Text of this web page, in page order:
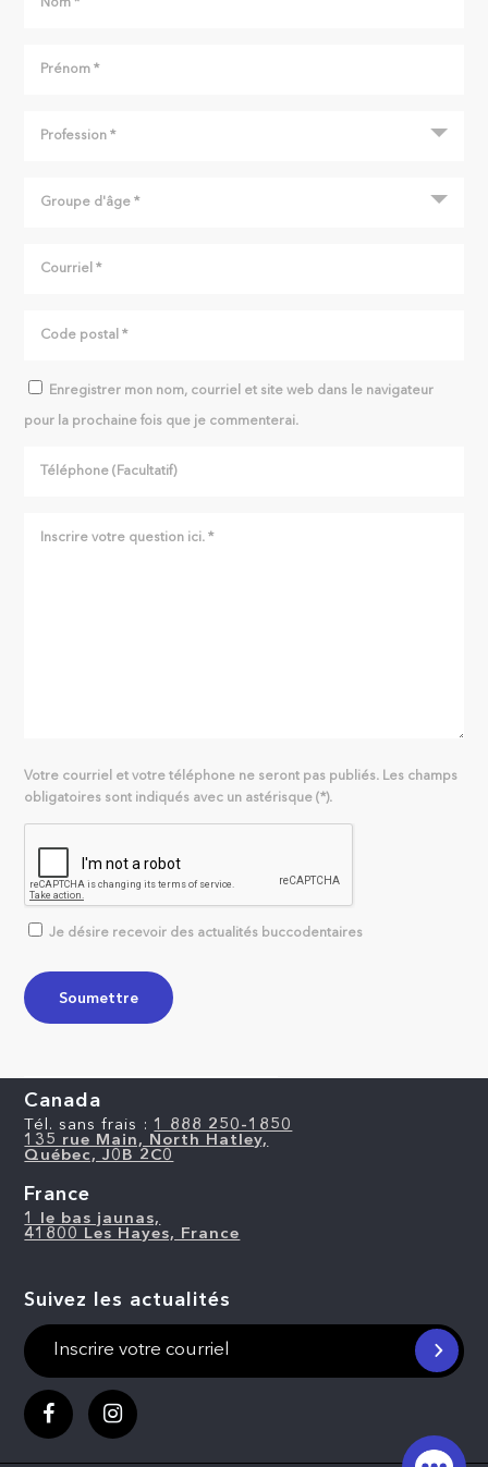
Enregistrer mon nom, courriel et site web dans le navigateur
pour la prochaine fois que je commenterai.
Votre courriel et votre téléphone ne seront pas publiés. Les champs
obligatoires sont indiqués avec un astérisque (*).
Je désire recevoir des actualités buccodentaires
Canada
Tél. sans frais : 1 888 250-1850
135 rue Main, North Hatley,
Québec, J0B 2C0
France
1 le bas jaunas,
41800 Les Hayes, France
Suivez les actualités